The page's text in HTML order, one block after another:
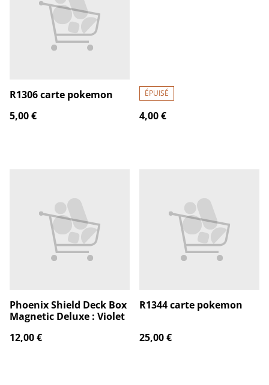
R1306 carte pokemon
5,00 €
ÉPUISÉ
4,00 €
Phoenix Shield Deck Box
Magnetic Deluxe : Violet
12,00 €
R1344 carte pokemon
25,00 €